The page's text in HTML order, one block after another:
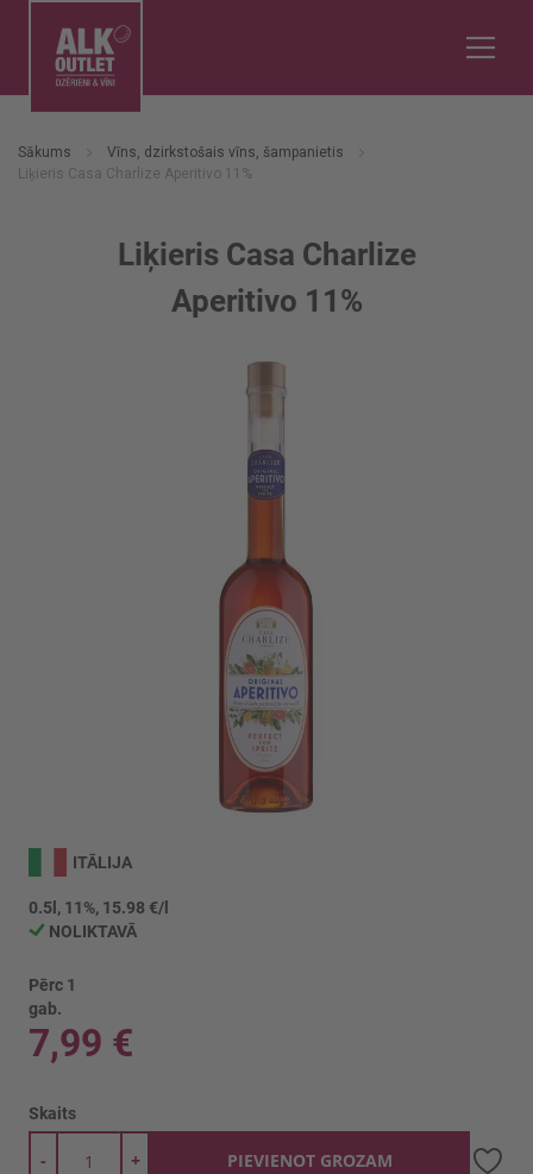
Sākums
Vīns, dzirkstošais vīns, šampanietis
Liķieris Casa Charlize Aperitivo 11%
Liķieris Casa Charlize
Aperitivo 11%
galerijas
sākumu
ITĀLIJA
0.5l, 11%, 15.98 €/l
NOLIKTAVĀ
Pērc 1
gab.
7,99 €
Skaits
+
- PIEVIENOT GROZAM